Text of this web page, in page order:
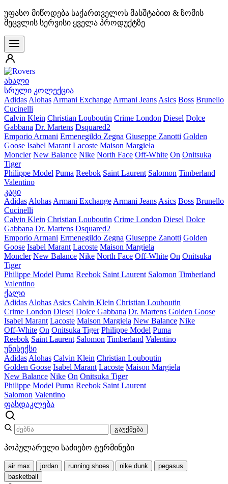
უფასო მიწოდება საქართველოს მასშტაბით & ზომის
შეცვლის სერვისი ყველა პროდუქტზე
ახალი
სრული კოლექცია
Adidas Alohas Armani Exchange Armani Jeans Asics Boss Brunello
Cucinelli
Calvin Klein Christian Louboutin Crime London Diesel Dolce
Gabbana Dr. Martens Dsquared2
Emporio Armani Ermenegildo Zegna Giuseppe Zanotti Golden
Goose Isabel Marant Lacoste Maison Margiela
Moncler New Balance Nike North Face Off-White On Onitsuka
Tiger
Philippe Model Puma Reebok Saint Laurent Salomon Timberland
Valentino
კაცი
Adidas Alohas Armani Exchange Armani Jeans Asics Boss Brunello
Cucinelli
Calvin Klein Christian Louboutin Crime London Diesel Dolce
Gabbana Dr. Martens Dsquared2
Emporio Armani Ermenegildo Zegna Giuseppe Zanotti Golden
Goose Isabel Marant Lacoste Maison Margiela
Moncler New Balance Nike North Face Off-White On Onitsuka
Tiger
Philippe Model Puma Reebok Saint Laurent Salomon Timberland
Valentino
ქალი
Adidas Alohas Asics Calvin Klein Christian Louboutin
Crime London Diesel Dolce Gabbana Dr. Martens Golden Goose
Isabel Marant Lacoste Maison Margiela New Balance Nike
Off-White On Onitsuka Tiger Philippe Model Puma
Reebok Saint Laurent Salomon Timberland Valentino
უნისექსი
Adidas Alohas Calvin Klein Christian Louboutin
Golden Goose Isabel Marant Lacoste Maison Margiela
New Balance Nike On Onitsuka Tiger
Philippe Model Puma Reebok Saint Laurent
Salomon Valentino
ფასდაკლება
გაუქმება
პოპულარული საძიებო ტერმინები
air max jordan running shoes nike dunk
pegasus
basketball